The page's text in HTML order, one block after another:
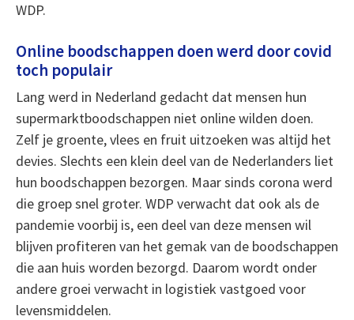
WDP.
Online boodschappen doen werd door covid
toch populair
Lang werd in Nederland gedacht dat mensen hun
supermarktboodschappen niet online wilden doen.
Zelf je groente, vlees en fruit uitzoeken was altijd het
devies. Slechts een klein deel van de Nederlanders liet
hun boodschappen bezorgen. Maar sinds corona werd
die groep snel groter. WDP verwacht dat ook als de
pandemie voorbij is, een deel van deze mensen wil
blijven profiteren van het gemak van de boodschappen
die aan huis worden bezorgd. Daarom wordt onder
andere groei verwacht in logistiek vastgoed voor
levensmiddelen.